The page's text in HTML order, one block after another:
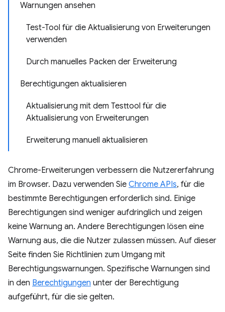
Warnungen ansehen
Test-Tool für die Aktualisierung von Erweiterungen
verwenden
Durch manuelles Packen der Erweiterung
Berechtigungen aktualisieren
Aktualisierung mit dem Testtool für die
Aktualisierung von Erweiterungen
Erweiterung manuell aktualisieren
Chrome-Erweiterungen verbessern die Nutzererfahrung
im Browser. Dazu verwenden Sie Chrome APIs, für die
bestimmte Berechtigungen erforderlich sind. Einige
Berechtigungen sind weniger aufdringlich und zeigen
keine Warnung an. Andere Berechtigungen lösen eine
Warnung aus, die die Nutzer zulassen müssen. Auf dieser
Seite finden Sie Richtlinien zum Umgang mit
Berechtigungswarnungen. Spezifische Warnungen sind
in den Berechtigungen unter der Berechtigung
aufgeführt, für die sie gelten.